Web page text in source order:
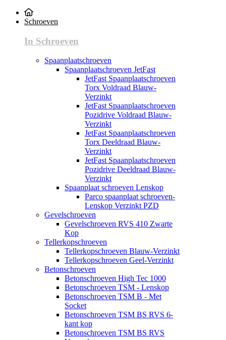
Schroeven
In Schroeven
Spaanplaatschroeven
Spaanplaatschroeven JetFast
JetFast Spaanplaatschroeven
Torx Voldraad Blauw-
Verzinkt
JetFast Spaanplaatschroeven
Pozidrive Voldraad Blauw-
Verzinkt
JetFast Spaanplaatschroeven
Torx Deeldraad Blauw-
Verzinkt
JetFast Spaanplaatschroeven
Pozidrive Deeldraad Blauw-
Verzinkt
Spaanplaat schroeven Lenskop
Parco spaanplaat schroeven-
Lenskop Verzinkt PZD
Gevelschroeven
Gevelschroeven RVS 410 Zwarte
Kop
Tellerkopschroeven
Tellerkopschroeven Blauw-Verzinkt
Tellerkopschroeven Geel-Verzinkt
Betonschroeven
Betonschroeven High Tec 1000
Betonschroeven TSM - Lenskop
Betonschroeven TSM B - Met
Socket
Betonschroeven TSM BS RVS 6-
kant kop
Betonschroeven TSM BS RVS